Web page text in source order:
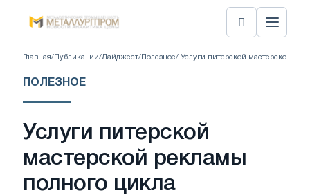
Главная/ Публикации/Дайджест/ Полезное/ Услуги питерской мастерской
ПОЛЕЗНОЕ
Услуги питерской
мастерской рекламы
полного цикла